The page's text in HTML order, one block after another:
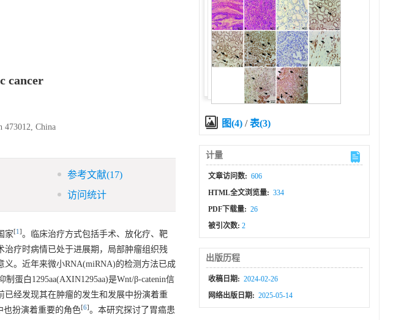
cancer
473012, China
参考文献(17)
访问统计
家[1 ]。临床治疗方式包括手术、放化疗、靶
疗时病情已处于进展期，局部肿瘤组织残
。近年来微小RNA(miRNA)的检测方法已成
制蛋白1295aa(AXIN1295aa)是Wnt/β-catenin信
已经发现其在肿瘤的发生和发展中扮演着重
也扮演着重要的角色[6]。本研究探讨了胃癌患
图(4) /表(3)
计量
文章访问数: 606
HTML全文浏览量: 334
PDF下载量: 26
被引次数:2
出版历程
收稿日期: 2024-02-26
网络出版日期: 2025-05-14